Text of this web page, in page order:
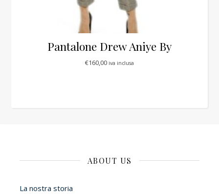
Pantalone Drew Aniye By
€160,00 iva inclusa
ABOUT US
La nostra storia